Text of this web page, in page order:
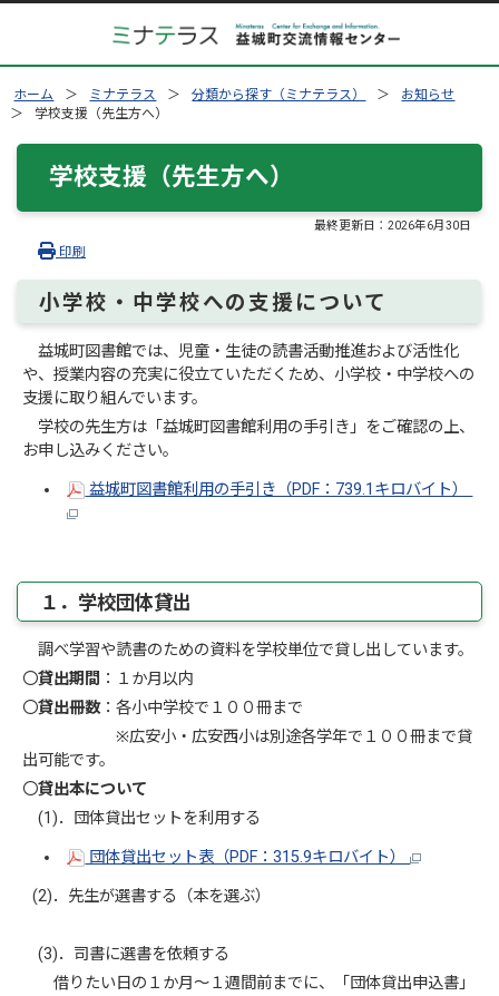
ホーム ミナテラス 分類から探す（ミナテラス）
お知らせ
学校支援（先生方へ）
学校支援（先生方へ）
最終更新日： 2026年6月30日
印刷
小学校・中学校への支援について
益城町図書館では、児童・生徒の読書活動推進および活性化
や、授業内容の充実に役立ていただくため、小学校・中学校への
支援に取り組んでいます。
学校の先生方は「益城町図書館利用の手引き」をご確認の上、
お申し込みください。
益城町図書館利用の手引き（PDF：739.1キロバイト）
１．学校団体貸出
調べ学習や読書のための資料を学校単位で貸し出しています。
〇貸出期間 ：１か月以内
〇貸出冊数：各小中学校で１００冊まで
※広安小・広安西小は別途各学年で１００冊まで貸
出可能です。
〇貸出本について
(1)．団体貸出セットを利用する
団体貸出セット表（PDF：315.9キロバイト）
(2)．先生が選書する（本を選ぶ）
(3)．司書に選書を依頼する
借りたい日の１か月～１週間前までに、「団体貸出申込書」